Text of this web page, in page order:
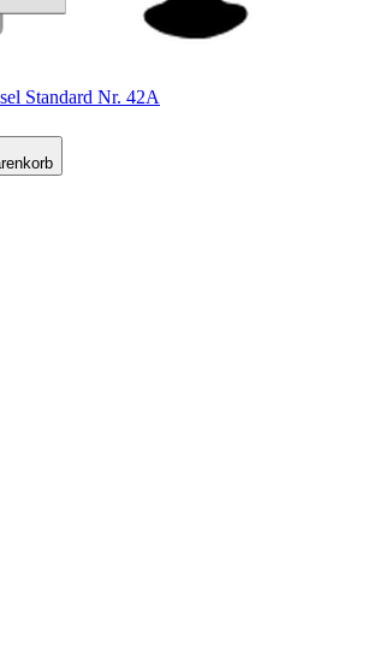
Standard Nr. 42A